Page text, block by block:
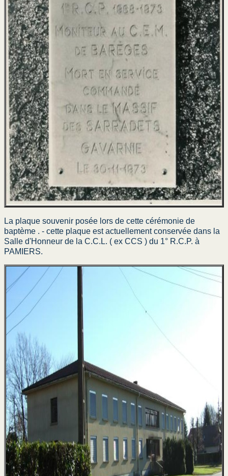
La plaque souvenir posée lors de cette cérémonie de
baptème . - cette plaque est actuellement conservée dans la
Salle d'Honneur de la C.C.L. ( ex CCS ) du 1° R.C.P. à
PAMIERS.